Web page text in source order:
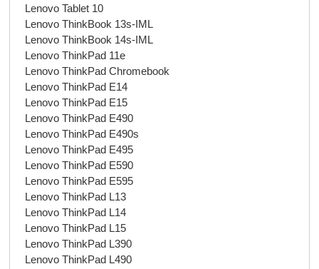
Lenovo Tablet 10
Lenovo ThinkBook 13s-IML
Lenovo ThinkBook 14s-IML
Lenovo ThinkPad 11e
Lenovo ThinkPad Chromebook
Lenovo ThinkPad E14
Lenovo ThinkPad E15
Lenovo ThinkPad E490
Lenovo ThinkPad E490s
Lenovo ThinkPad E495
Lenovo ThinkPad E590
Lenovo ThinkPad E595
Lenovo ThinkPad L13
Lenovo ThinkPad L14
Lenovo ThinkPad L15
Lenovo ThinkPad L390
Lenovo ThinkPad L490